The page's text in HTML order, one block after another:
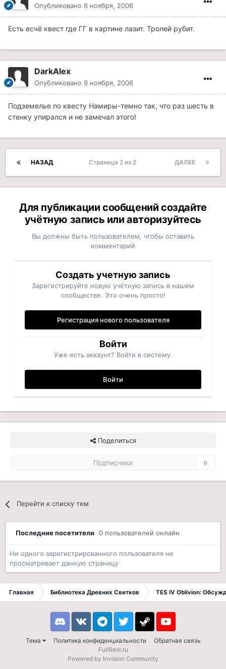
Опубликовано 6 ноября, 2006
Есть есчё квест где ГГ в картине лазит. Тролей рубит.
DarkAlex
Опубликовано 9 ноября, 2006
Подземелье по квесту Намиры-темно так, что раз шесть в
стенку упирался и не замечал этого!
НАЗАД ДАЛЕЕ
Страница 2 из 2
Для публикации сообщений создайте
учётную запись или авторизуйтесь
Вы должны быть пользователем, чтобы оставить
комментарий
Создать учетную запись
Зарегистрируйте новую учётную запись в нашем
сообществе. Это очень просто!
Регистрация нового пользователя
Войти
Уже есть аккаунт? Войти в систему.
Войти
Поделиться
Подписчики 0
Перейти к списку тем
Последние посетители 0 пользователей онлайн
Ни одного зарегистрированного пользователя не
просматривает данную страницу
Главная Библиотека Древних Свитков TES IV Oblivion:
Тема Политика конфиденциальности Обратная связь
DiscordVK TelegramTwitter Steam Youtube
FullRest.ru
Powered by Invision Community